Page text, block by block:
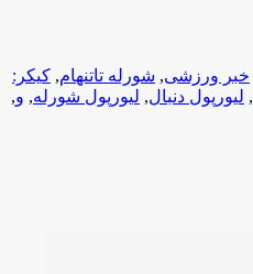
خبر ورزشی, شورله تاتنهام, کیکر:
, لیورپول دنبال, لیورپول شورله, و,